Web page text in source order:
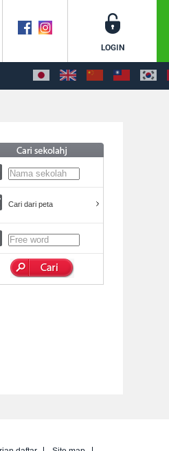
Cari dari peta